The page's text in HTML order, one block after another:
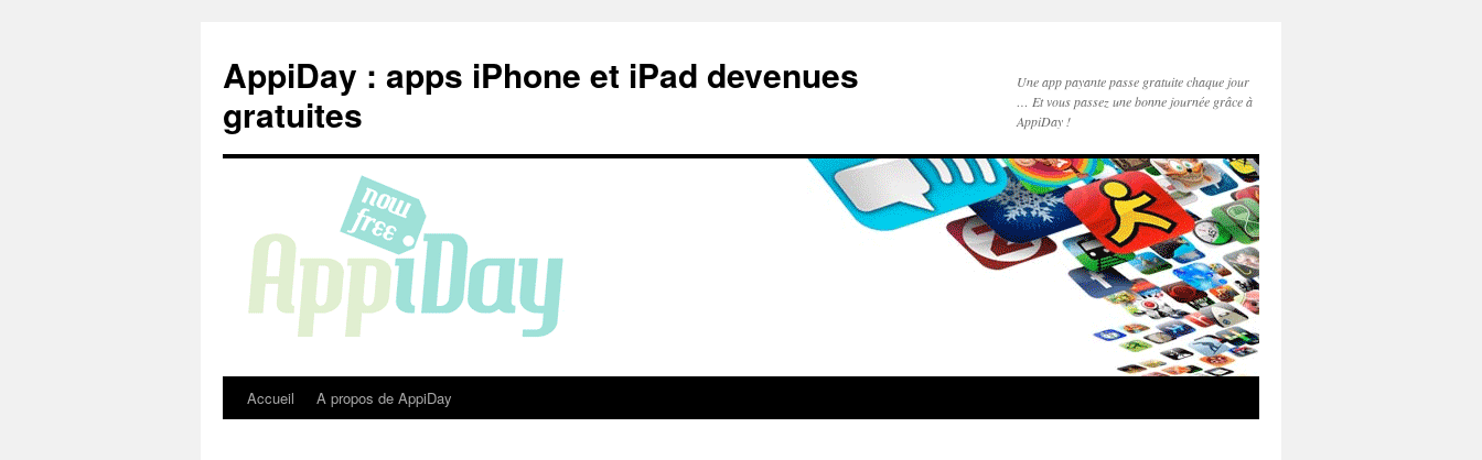
contenu
AppiDay : apps iPhone et iPad devenues
gratuites
Une app payante passe gratuite chaque jour
… Et vous passez une bonne journée grâce à
AppiDay !
Accueil A propos de AppiDay